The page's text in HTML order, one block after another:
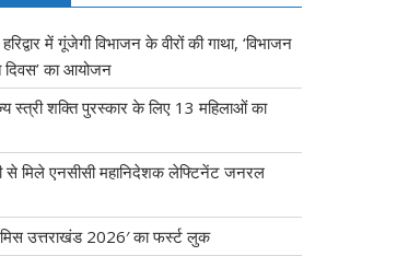
में गूंजेगी विभाजन के वीरों की गाथा, ‘विभाजन
दिवस’ का आयोजन
स्त्री शक्ति पुरस्कार के लिए 13 महिलाओं का
से मिले एनसीसी महानिदेशक लेफ्टिनेंट जनरल
उत्तराखंड 2026′ का फर्स्ट लुक